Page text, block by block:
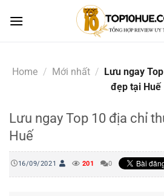
Home / Mới nhất / Lưu ngay
đẹp tại Huế
Lưu ngay Top 10 địa chỉ
Huế
16/09/2021 201 0